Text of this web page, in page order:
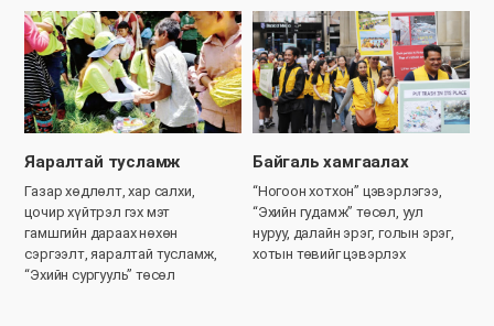
Яаралтай тусламж
Газар хөдлөлт, хар салхи,
цочир хүйтрэл гэх мэт
гамшгийн дараах нөхөн
сэргээлт, яаралтай тусламж,
“Эхийн сургууль” төсөл
Байгаль хамгаалах
“Ногоон хотхон” цэвэрлэгээ,
“Эхийн гудамж” төсөл, уул
нуруу, далайн эрэг, голын эрэг,
хотын төвийг цэвэрлэх